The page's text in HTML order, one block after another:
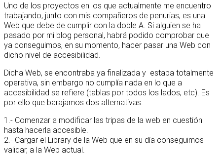
Uno de los proyectos en los que actualmente me encuentro
trabajando, junto con mis compañeros de penurias, es una
Web que debe de cumplir con la doble A. Si alguien se ha
pasado por mi blog personal, habrá podido comprobar que
ya conseguimos, en su momento, hacer pasar una Web con
dicho nivel de accesibilidad.
Dicha Web, se encontraba ya finalizada y estaba totalmente
operativa, sin embargo no cumplía nada en lo que a
accesibilidad se refiere (tablas por todos los lados, etc). Es
por ello que barajamos dos alternativas:
1.- Comenzar a modificar las tripas de la web en cuestión
hasta hacerla accesible.
2.- Cargar el Library de la Web que en su día conseguimos
validar, a la Web actual.